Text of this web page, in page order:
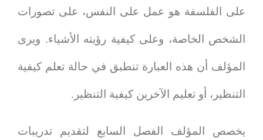
على الفلسفة هو عمل على النفس، على تصورات
الشخص الخاصة، وعلى كيفية رؤيته الأشياء. ويرى
المؤلف أن هذه العبارة تنطبق في حالة تعلم كيفية
التنظير، أو تعليم الآخرين كيفية التنظير.
يخصص المؤلف الفصل السابع لتقديم تدريبات